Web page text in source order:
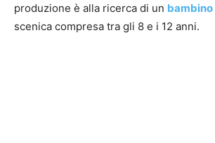
produzione è alla ricerca di un bambino
scenica compresa tra gli 8 e i 12 anni.